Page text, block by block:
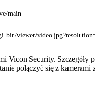
main
bin/viewer/
Security.
połączyć się z